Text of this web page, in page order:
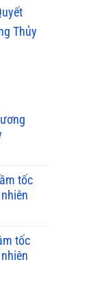
Thủy
tốc
tốc